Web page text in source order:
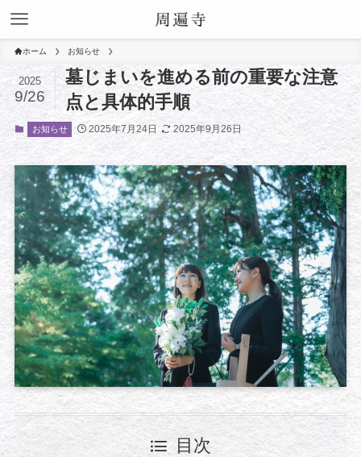
ホーム お知らせ
墓じまいを進める前の重要な注意
点と具体的手順
2025
9/26
お知らせ 2025年7月24日 2025年9月26日
目次